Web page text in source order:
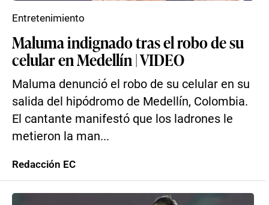
Maluma indignado tras el robo de su
celular en Medellín | VIDEO
Maluma denunció el robo de su celular en su
salida del hipódromo de Medellín, Colombia.
El cantante manifestó que los ladrones le
metieron la man...
Entretenimiento
Redacción EC